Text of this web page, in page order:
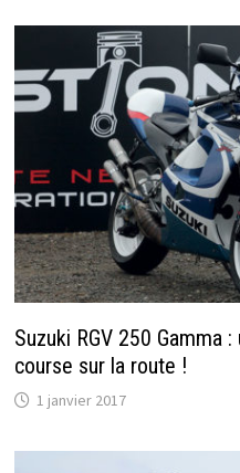
Suzuki RGV 250 Gamma
course sur la route !
1 janvier 2017